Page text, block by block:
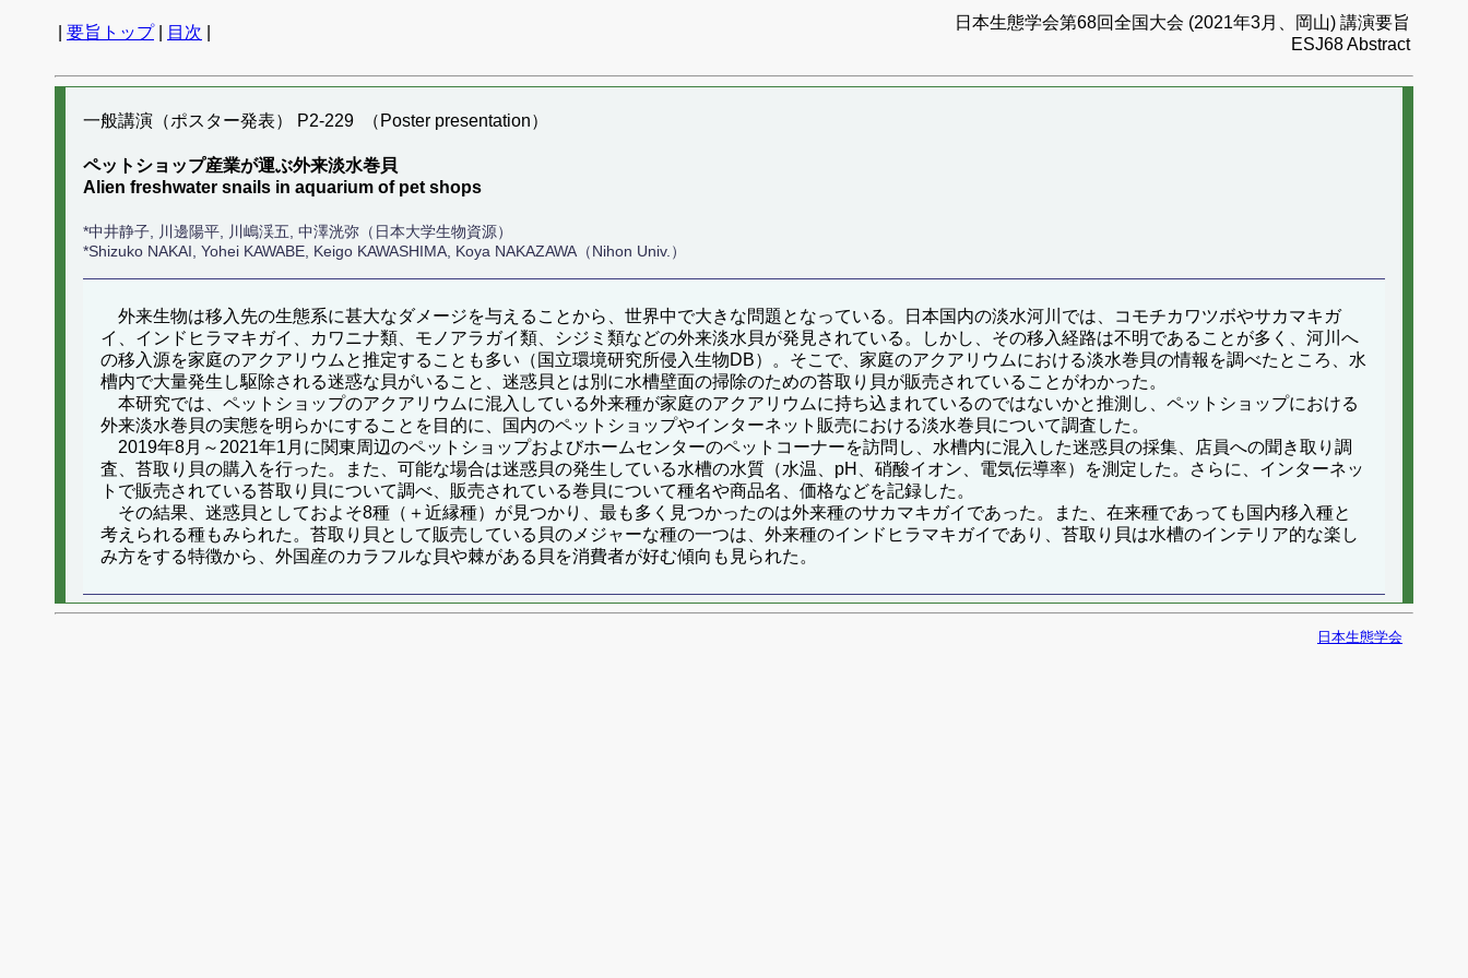
要旨トップ| 目次
日本生態学会第68回全国大会 (2021年3月、岡山) 講演要旨
ESJ68 Abstract
一般講演（ポスター発表） P2-229 （Poster presentation）
ペットショップ産業が運ぶ外来淡水巻貝
Alien freshwater snails in aquarium of pet shops
*中井静子, 川邊陽平, 川嶋渓五, 中澤洸弥（日本大学生物資源）
*Shizuko NAKAI, Yohei KAWABE, Keigo KAWASHIMA, Koya NAKAZAWA（Nihon Univ.）
外来生物は移入先の生態系に甚大なダメージを与えることから、世界中で大きな問題となっている。日本国内の淡水河川では、コモチカワツボやサカマキガ
イ、インドヒラマキガイ、カワニナ類、モノアラガイ類、シジミ類などの外来淡水貝が発見されている。しかし、その移入経路は不明であることが多く、河川へ
の移入源を家庭のアクアリウムと推定することも多い（国立環境研究所侵入生物DB）。そこで、家庭のアクアリウムにおける淡水巻貝の情報を調べたところ、水
槽内で大量発生し駆除される迷惑な貝がいること、迷惑貝とは別に水槽壁面の掃除のための苔取り貝が販売されていることがわかった。
本研究では、ペットショップのアクアリウムに混入している外来種が家庭のアクアリウムに持ち込まれているのではないかと推測し、ペットショップにおける
外来淡水巻貝の実態を明らかにすることを目的に、国内のペットショップやインターネット販売における淡水巻貝について調査した。
2019年8月～2021年1月に関東周辺のペットショップおよびホームセンターのペットコーナーを訪問し、水槽内に混入した迷惑貝の採集、店員への聞き取り調
査、苔取り貝の購入を行った。また、可能な場合は迷惑貝の発生している水槽の水質（水温、pH、硝酸イオン、電気伝導率）を測定した。さらに、インターネッ
トで販売されている苔取り貝について調べ、販売されている巻貝について種名や商品名、価格などを記録した。
その結果、迷惑貝としておよそ8種（＋近縁種）が見つかり、最も多く見つかったのは外来種のサカマキガイであった。また、在来種であっても国内移入種と
考えられる種もみられた。苔取り貝として販売している貝のメジャーな種の一つは、外来種のインドヒラマキガイであり、苔取り貝は水槽のインテリア的な楽し
み方をする特徴から、外国産のカラフルな貝や棘がある貝を消費者が好む傾向も見られた。
日本生態学会